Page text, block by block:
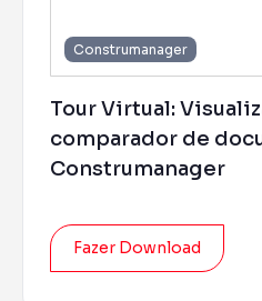
Construmanager
Tour Virtual:
comparador de
Construmanager
Fazer Download